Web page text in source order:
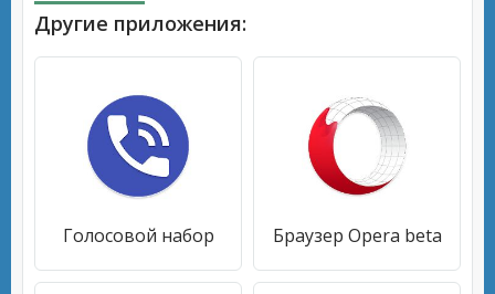
Другие приложения:
Голосовой набор Браузер Opera beta